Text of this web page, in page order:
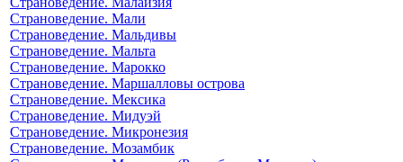
Страноведение. Мали
Страноведение. Мальдивы
Страноведение. Мальта
Страноведение. Марокко
Страноведение. Маршалловы острова
Страноведение. Мексика
Страноведение. Мидуэй
Страноведение. Микронезия
Страноведение. Мозамбик